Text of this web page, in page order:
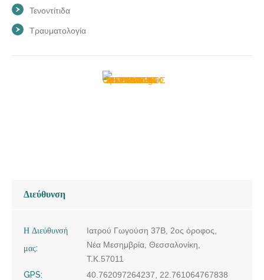
Τενοντίτιδα
Τραυματολογία
Διεύθυνση
Η Διεύθυνσή
μας:
Ιατρού Γωγούση 37Β, 2ος όροφος,
Νέα Μεσημβρία, Θεσσαλονίκη,
Τ.Κ.57011
GPS:
40.762097264237, 22.761064767838